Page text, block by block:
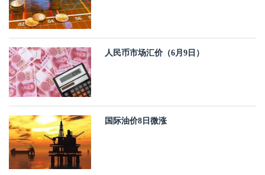
人民币市场汇价（6月9日）
国际油价8日微涨